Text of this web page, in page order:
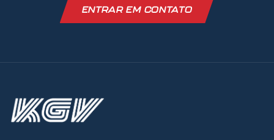
ENTRAR EM CONTATO